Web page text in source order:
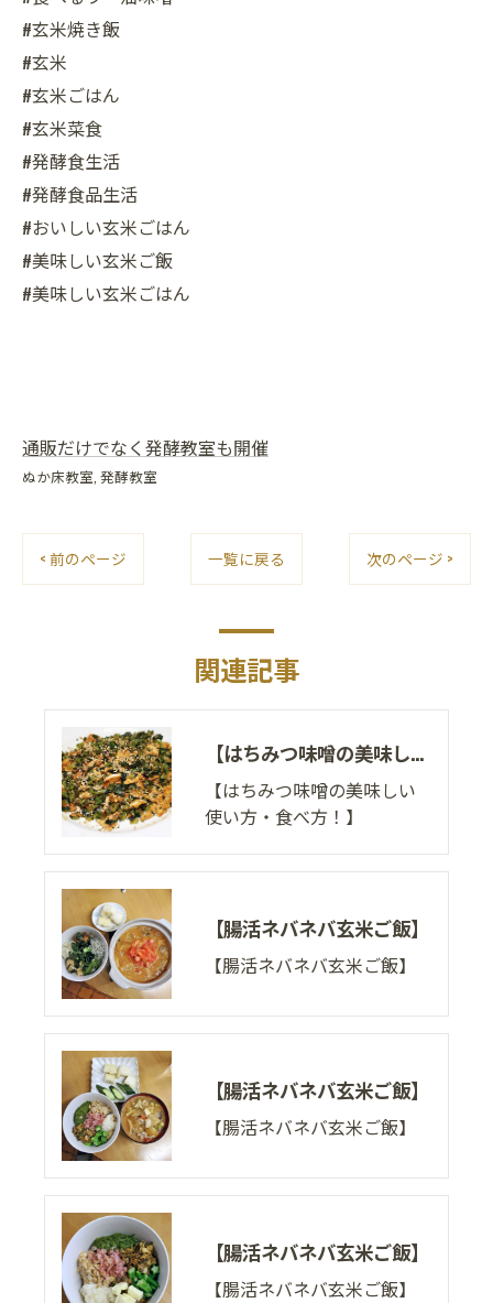
#玄米焼き飯
#玄米
#玄米ごはん
#玄米菜食
#発酵食生活
#発酵食品生活
#おいしい玄米ごはん
#美味しい玄米ご飯
#美味しい玄米ごはん
通販だけでなく発酵教室も開催
ぬか床教室 発酵教室
< 前のページ 一覧に戻る 次のページ >
関連記事
【はちみつ味噌の美味しい使い方・食べ方！】
【はちみつ味噌の美味しい
使い方・食べ方！】
【腸活ネバネバ玄米ご飯】
【腸活ネバネバ玄米ご飯】
【腸活ネバネバ玄米ご飯】
【腸活ネバネバ玄米ご飯】
【腸活ネバネバ玄米ご飯】
【腸活ネバネバ玄米ご飯】